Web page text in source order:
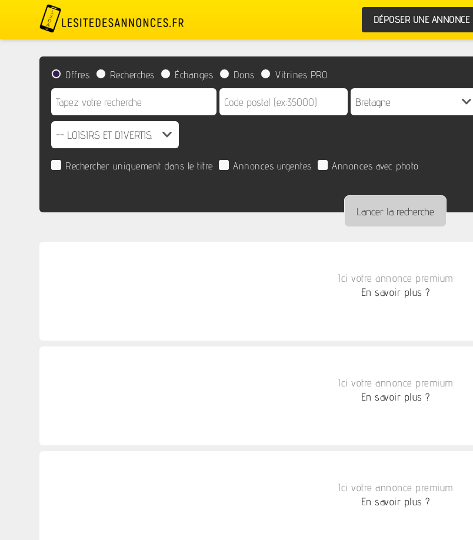
DÉPOSER UNE ANNONCE
Offres Recherches Échanges Dons Vitrines PRO
Rechercher uniquement dans le titre Annonces urgentes Annonces avec photo
Ici votre annonce premium
En savoir plus ?
Ici votre annonce premium
En savoir plus ?
Ici votre annonce premium
En savoir plus ?